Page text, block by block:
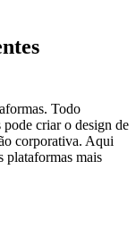
Todo
criar o design de
corporativa. Aqui
plataformas mais